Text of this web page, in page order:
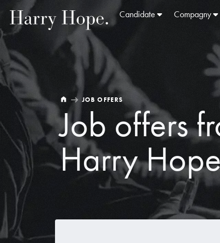
Candidate Compagny
JOB OFFERS
Job offers
Harry